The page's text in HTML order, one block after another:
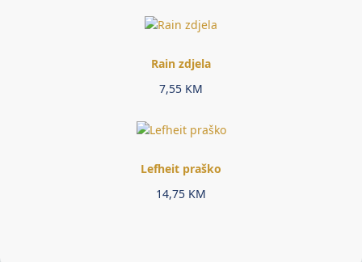
Rain zdjela
7,55 KM
Lefheit praško
14,75 KM